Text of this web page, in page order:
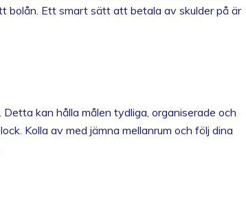
bolån. Ett smart sätt att betala av skulder på är
kan hålla målen tydliga, organiserade och
Kolla av med jämna mellanrum och följ dina